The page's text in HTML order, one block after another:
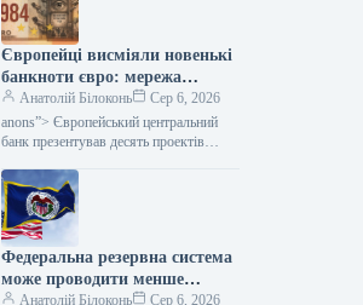
Європейці висміяли новенькі
банкноти євро: мережа
наповнилася мемами —
Мінфін
Анатолій Білоконь
Сер 6, 2026
anons”> Європейський центральний
банк презентував десять проектів
запросив громадськість долучитися до
вибору майбутнього вигляду
паперових
Федеральна резервна система
може проводити менше
зустрічей: Волькер пропонує
Анатолій Білоконь Сер 6, 2026